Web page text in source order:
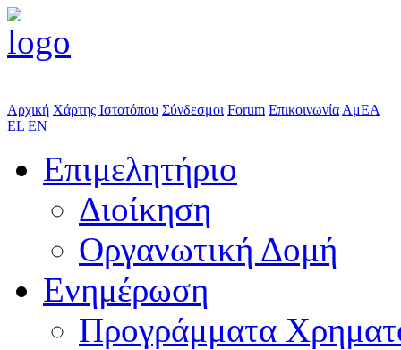
Αρχική Χάρτης Ιστοτόπου Σύνδεσμοι Forum Επικοινωνία ΑμΕΑ
EL EN
Επιμελητήριο
Διοίκηση
Οργανωτική Δομή
Ενημέρωση
Προγράμματα